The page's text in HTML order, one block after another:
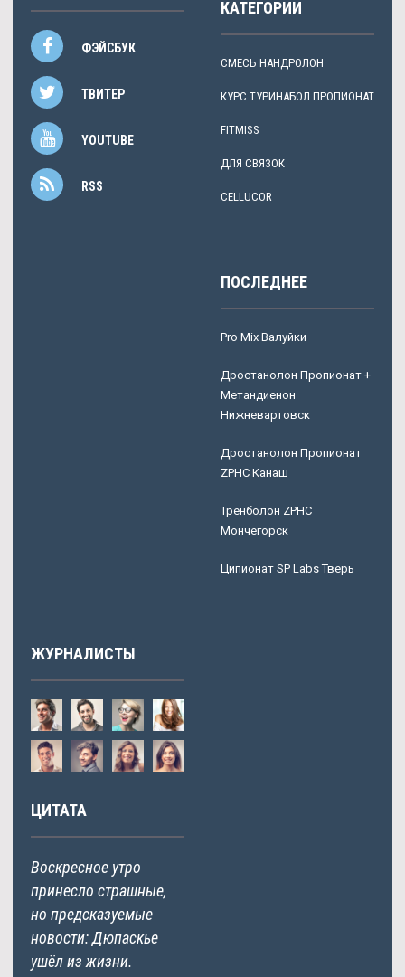
ФЭЙСБУК
ТВИТЕР
YOUTUBE
RSS
КАТЕГОРИИ
СМЕСЬ НАНДРОЛОН
КУРС ТУРИНАБОЛ ПРОПИОНАТ
FITMISS
ДЛЯ СВЯЗОК
CELLUCOR
ПОСЛЕДНЕЕ
Pro Mix Валуйки
Дростанолон Пропионат +
Метандиенон
Нижневартовск
Дростанолон Пропионат
ZPHC Канаш
Тренболон ZPHC
Мончегорск
Ципионат SP Labs Тверь
ЖУРНАЛИСТЫ
ЦИТАТА
Воскресное утро
принесло страшные,
но предсказуемые
новости: Дюпаскье
ушёл из жизни.